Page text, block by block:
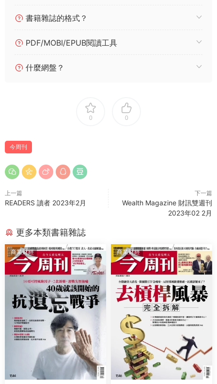
書籍雜誌的格式？
PDF/MOBI/EPUB閱讀工具
什麼網盤？
0 0
今周刊
上一篇
READERS 讀者 2023年2月
下一篇
Wealth Magazine 財訊雙週刊
2023年02 2月
更多本類書籍雜誌
商業财經 商業财經